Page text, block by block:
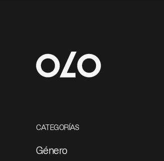
CATEGORÍAS
Género